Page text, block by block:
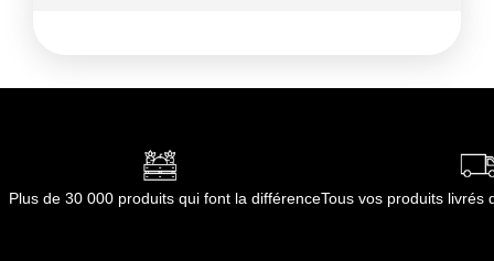
Kilojoules 221 kj
dont Acides gras saturés 0.13 g
Plus de 30 000 produits qui font la différenceTous vos produits livrés